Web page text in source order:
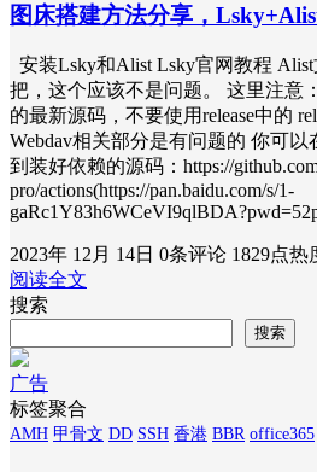
图床搭建方法分享，
安装Lsky和Alist Lsky官网教程
把，这个应该不是问题。 这里注意
的最新源码，不要使用release中的
Webdav相关部分是有问题的 你可
到装好依赖的源码：https://
pro/actions(https://pan.baidu.com/s/1-
2023年 12月 14日 0条评论 1829点热
阅读全文
搜索
搜索
广告
标签聚合
AMH 甲骨文 DD SSH 香港 BBR office365